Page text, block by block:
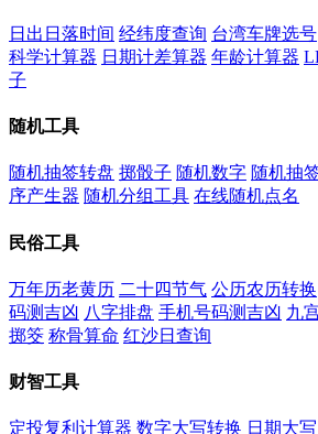
日出日落时间 经纬度查询 台湾车牌选号
科学计算器 日期计差算器 年龄计算器
子
随机工具
随机抽签转盘 掷骰子 随机数字 随机抽
序产生器 随机分组工具 在线随机点名
民俗工具
万年历老黄历 二十四节气 公历农历转换
码测吉凶 八字排盘 手机号码测吉凶 九
掷筊 称骨算命 红沙日查询
财智工具
定投复利计算器 数字大写转换 日期大写